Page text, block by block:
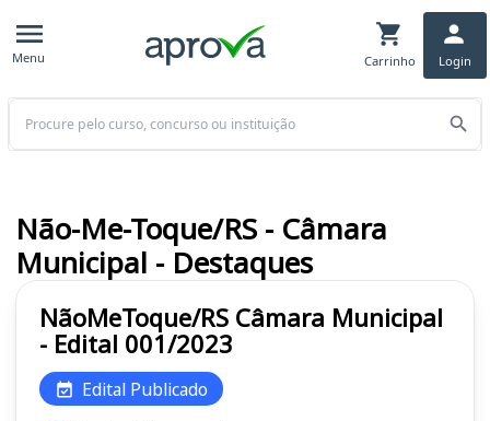
Menu Carrinho Login
Buscar
NãoMeToque/RS Câmara Municipal
- Edital 001/2023
Edital Publicado
Não-Me-Toque/RS - Câmara
Municipal - Destaques